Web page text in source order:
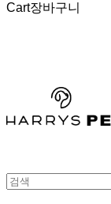
Cart장바구니